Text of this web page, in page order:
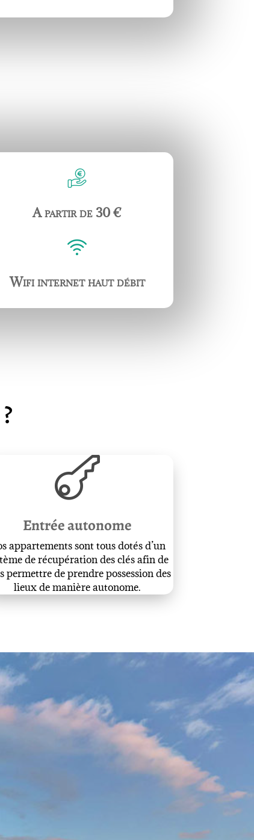
A partir de 30€
Wifi internet haut débit

Entrée autonome
appartements sont tous dotés d’un
de récupération des clés afin de
permettre de prendre possession des
lieux de manière autonome.